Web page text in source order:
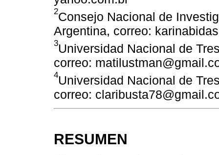
2Consejo Nacional de
Argentina, correo:
3Universidad Nacional de
correo:
4Universidad Nacional de
correo:
RESUMEN